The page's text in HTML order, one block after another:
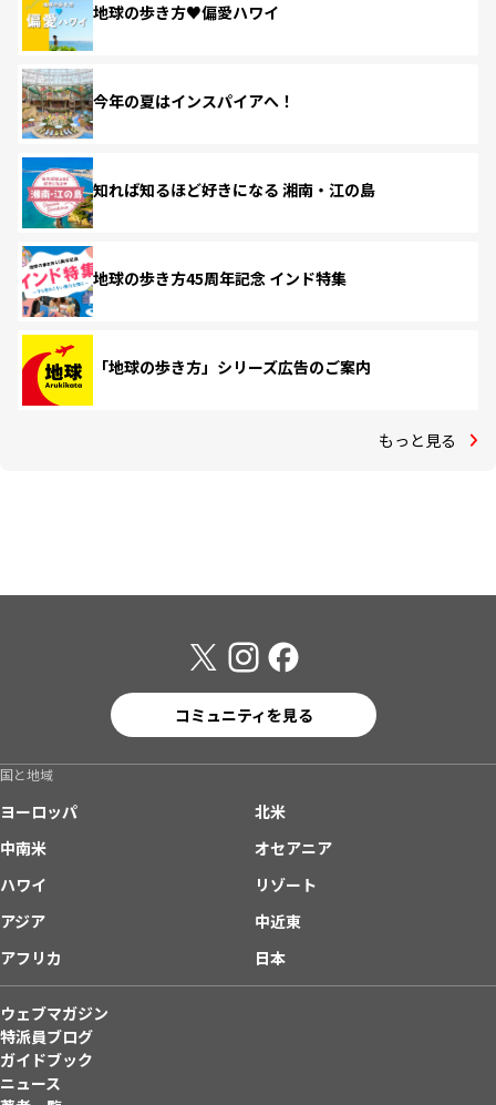
地球の歩き方♥偏愛ハワイ
今年の夏はインスパイアへ！
知れば知るほど好きになる 湘南・江の島
地球の歩き方45周年記念 インド特集
「地球の歩き方」シリーズ広告のご案内
もっと見る
コミュニティを見る
国と地域
ヨーロッパ
北米
中南米
オセアニア
ハワイ
リゾート
アジア
中近東
アフリカ
日本
ウェブマガジン
特派員ブログ
ガイドブック
ニュース